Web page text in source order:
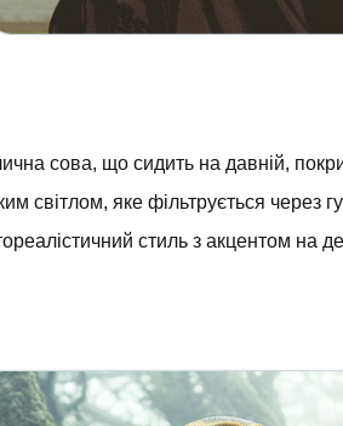
сова, що сидить на давній,
світлом, яке фільтрується через
стиль з акцентом на